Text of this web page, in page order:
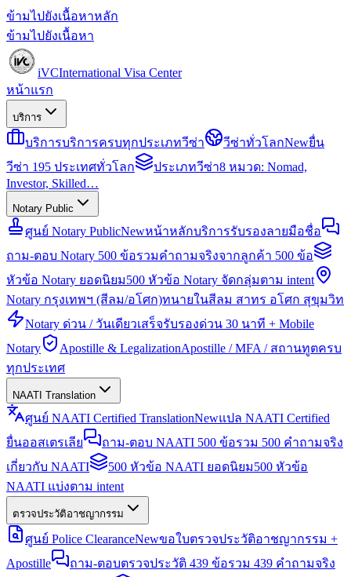
ข้ามไปยังเนื้อหาหลัก
ข้ามไปยังเนื้อหา
iVCInternational Visa Center
หน้าแรก
บริการ
บริการบริการครบทุกประเภทวีซ่า วีซ่าทั่วโลกNewยื่น
วีซ่า 195 ประเทศทั่วโลก
ประเภทวีซ่า8 หมวด: Nomad,
Investor, Skilled…
Notary Public
ศูนย์ Notary PublicNewหน้าหลักบริการรับรองลายมือชื่อ
ถาม-ตอบ Notary 500 ข้อรวมคำถามจริงจากลูกค้า 500 ข้อ
หัวข้อ Notary ยอดนิยม500 หัวข้อ Notary จัดกลุ่มตาม intent
Notary กรุงเทพฯ (สีลม/อโศก)ทนายในสีลม สาทร อโศก สุขุมวิท
Notary ด่วน / วันเดียวเสร็จรับรองด่วน 30 นาที + Mobile
Notary
Apostille & LegalizationApostille / MFA / สถานทูตครบ
ทุกประเทศ
NAATI Translation
ศูนย์ NAATI Certified TranslationNewแปล NAATI Certified
ยื่นออสเตรเลีย
ถาม-ตอบ NAATI 500 ข้อรวม 500 คำถามจริง
เกี่ยวกับ NAATI
500 หัวข้อ NAATI ยอดนิยม500 หัวข้อ
NAATI แบ่งตาม intent
ตรวจประวัติอาชญากรรม
ศูนย์ Police ClearanceNewขอใบตรวจประวัติอาชญากรรม +
Apostille
ถาม-ตอบตรวจประวัติ 439 ข้อรวม 439 คำถามจริง